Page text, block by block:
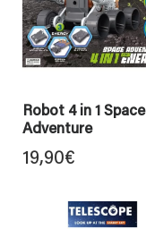
Robot 4 in 1 Space
Adventure
19,90€